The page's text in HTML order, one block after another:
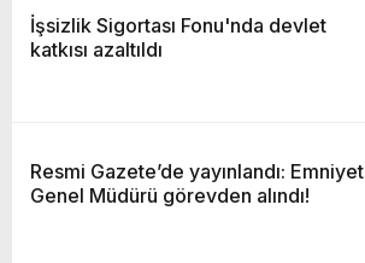
İşsizlik Sigortası Fonu'nda devlet
katkısı azaltıldı
Resmi Gazete’de yayınlandı: Emniyet
Genel Müdürü görevden alındı!